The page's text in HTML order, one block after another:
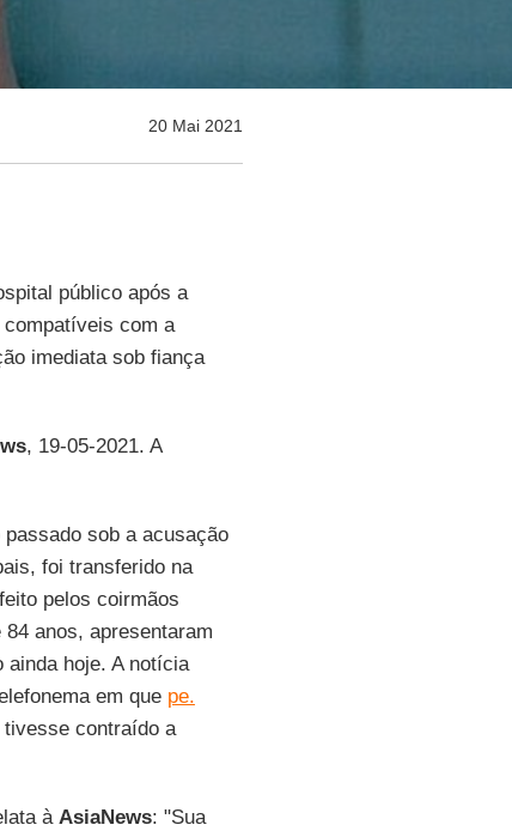
20 Mai 2021
público após a
com a
imediata sob fiança
, 19-05-2021. A
sob a acusação
foi transferido na
pelos coirmãos
anos, apresentaram
ainda hoje. A notícia
em que pe.
contraído a
à AsiaNews: "Sua